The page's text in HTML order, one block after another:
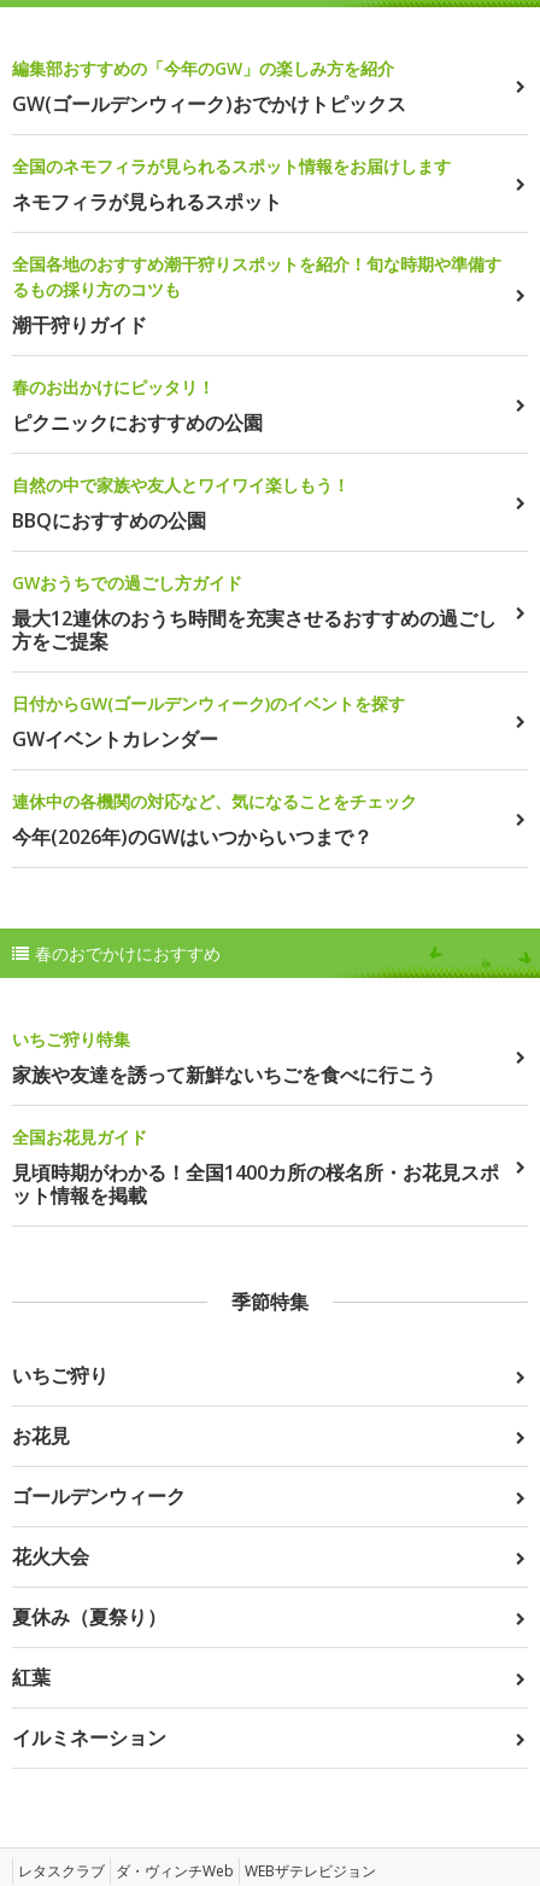
編集部おすすめの「今年のGW」の楽しみ方を紹介
GW(ゴールデンウィーク)おでかけトピックス
全国のネモフィラが見られるスポット情報をお届けします
ネモフィラが見られるスポット
全国各地のおすすめ潮干狩りスポットを紹介！旬な時期や準備す
るもの採り方のコツも
潮干狩りガイド
春のお出かけにピッタリ！
ピクニックにおすすめの公園
自然の中で家族や友人とワイワイ楽しもう！
BBQにおすすめの公園
GWおうちでの過ごし方ガイド
最大12連休のおうち時間を充実させるおすすめの過ごし
方をご提案
日付からGW(ゴールデンウィーク)のイベントを探す
GWイベントカレンダー
連休中の各機関の対応など、気になることをチェック
今年(2026年)のGWはいつからいつまで？
春のおでかけにおすすめ
いちご狩り特集
家族や友達を誘って新鮮ないちごを食べに行こう
全国お花見ガイド
見頃時期がわかる！全国1400カ所の桜名所・お花見スポ
ット情報を掲載
季節特集
いちご狩り
お花見
ゴールデンウィーク
花火大会
夏休み（夏祭り）
紅葉
イルミネーション
レタスクラブ ダ・ヴィンチWeb WEBザテレビジョン